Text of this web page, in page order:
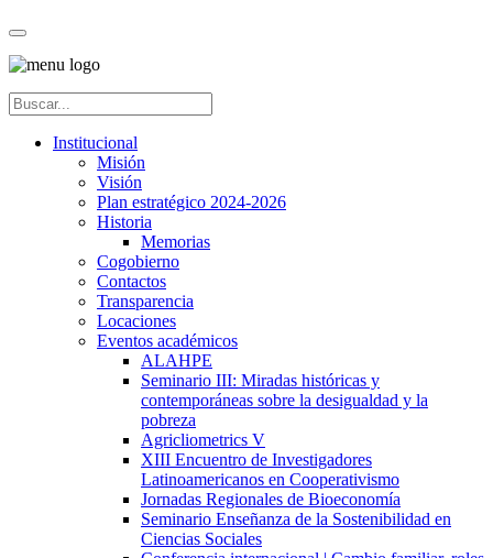
Institucional
Misión
Visión
Plan estratégico 2024-2026
Historia
Memorias
Cogobierno
Contactos
Transparencia
Locaciones
Eventos académicos
ALAHPE
Seminario III: Miradas históricas y
contemporáneas sobre la desigualdad y la
pobreza
Agricliometrics V
XIII Encuentro de Investigadores
Latinoamericanos en Cooperativismo
Jornadas Regionales de Bioeconomía
Seminario Enseñanza de la Sostenibilidad en
Ciencias Sociales